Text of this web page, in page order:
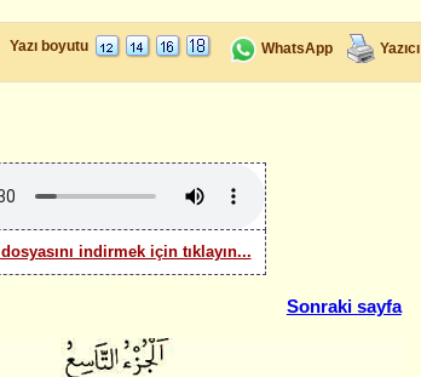
Yazı boyutu WhatsApp Yazıcı
indirmek için tıklayın...
Sonraki sayfa